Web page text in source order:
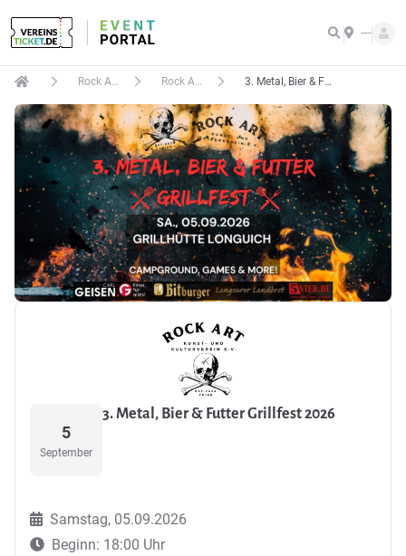
---
Rock Art Kunst- und Kulturverein e.V. Rock Art e.V. Ticketshop 3. Metal, Bier & Futter Grillfest 2026
5
September
3. Metal, Bier & Futter Grillfest 2026
Samstag, 05.09.2026
Beginn: 18:00 Uhr